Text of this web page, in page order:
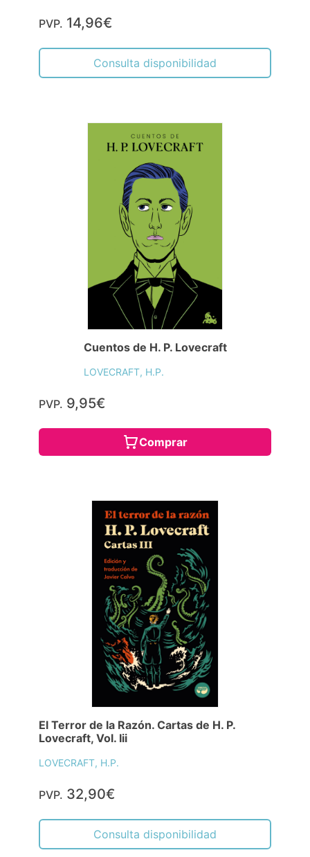
PVP. 14,96€
Consulta disponibilidad
Cuentos de H. P. Lovecraft
LOVECRAFT, H.P.
PVP. 9,95€
Comprar
El Terror de la Razón. Cartas de H. P.
Lovecraft, Vol. Iii
LOVECRAFT, H.P.
PVP. 32,90€
Consulta disponibilidad